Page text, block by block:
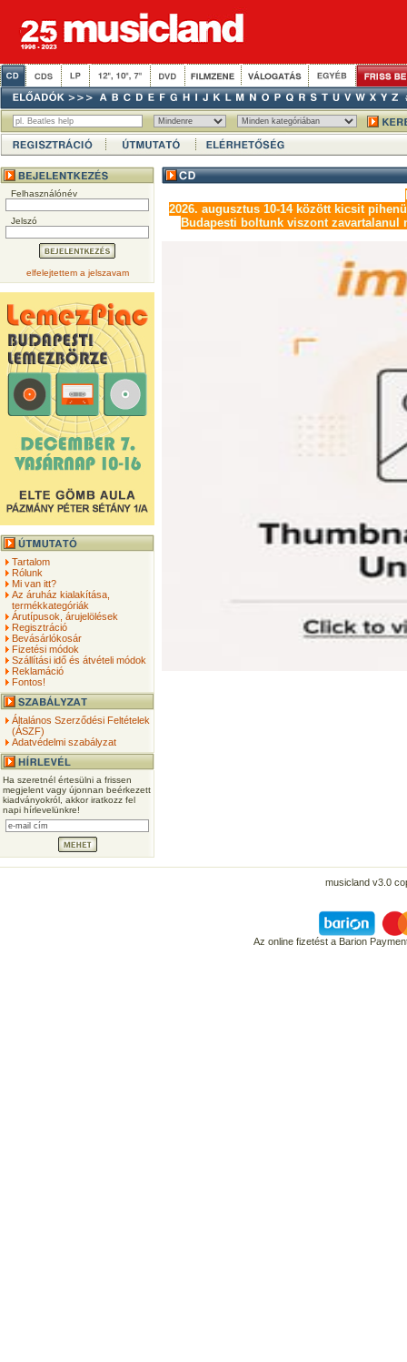
Felhasználónév
Jelszó
elfelejtettem a jelszavam
Tartalom
Rólunk
Mi van itt?
Az áruház kialakítása,
termékkategóriák
Árutípusok, árujelölések
Regisztráció
Bevásárlókosár
Fizetési módok
Szállítási idő és átvételi módok
Reklamáció
Fontos!
Általános Szerződési Feltételek
(ÁSZF)
Adatvédelmi szabályzat
Ha szeretnél értesülni a frissen
megjelent vagy újonnan beérkezett
kiadványokról, akkor iratkozz fel
napi hírlevelünkre!
2026. augusztus 10-14 között kicsit
Budapesti boltunk viszont zavartalanul
musicland v3.0
Az online fizetést a Barion